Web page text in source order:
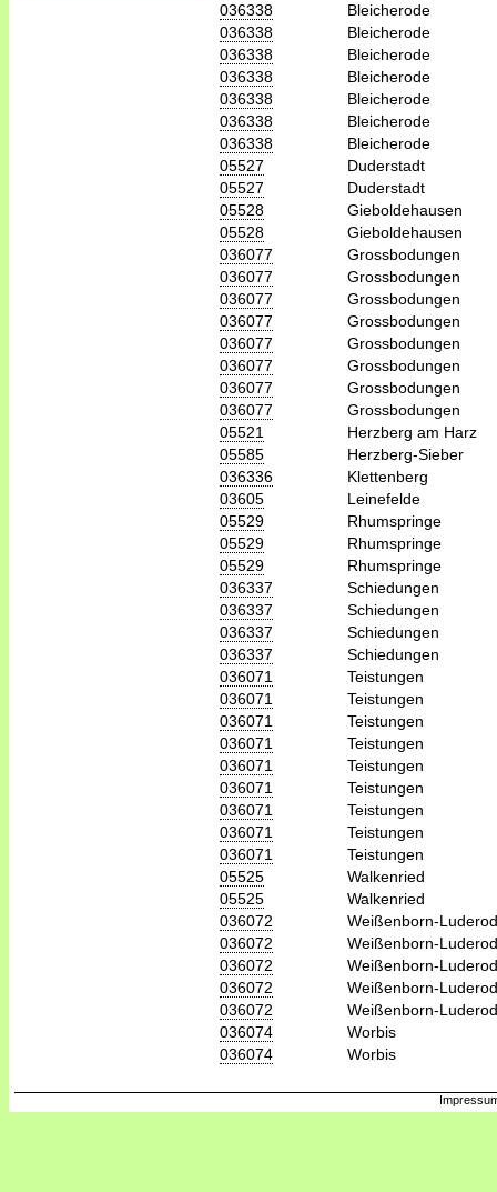
036338
Bleicherode
036338
Bleicherode
036338
Bleicherode
036338
Bleicherode
036338
Bleicherode
036338
Bleicherode
036338
Bleicherode
05527
Duderstadt
05527
Duderstadt
05528
Gieboldehausen
05528
Gieboldehausen
036077
Grossbodungen
036077
Grossbodungen
036077
Grossbodungen
036077
Grossbodungen
036077
Grossbodungen
036077
Grossbodungen
036077
Grossbodungen
036077
Grossbodungen
05521
Herzberg am Harz
05585
Herzberg-Sieber
036336
Klettenberg
03605
Leinefelde
05529
Rhumspringe
05529
Rhumspringe
05529
Rhumspringe
036337
Schiedungen
036337
Schiedungen
036337
Schiedungen
036337
Schiedungen
036071
Teistungen
036071
Teistungen
036071
Teistungen
036071
Teistungen
036071
Teistungen
036071
Teistungen
036071
Teistungen
036071
Teistungen
036071
Teistungen
05525
Walkenried
05525
Walkenried
036072
Weißenborn-
036072
Weißenborn-
036072
Weißenborn-
036072
Weißenborn-
036072
Weißenborn-
036074
Worbis
036074
Worbis